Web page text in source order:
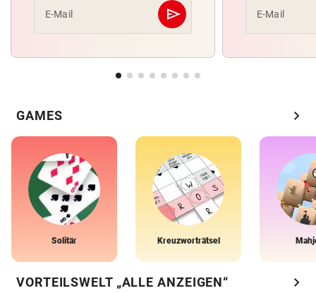
E-Mail send
Abschicken E-Mail
GAMES chevron_right
Solitär Kreuzworträtsel
VORTEILSWELT „ALLE ANZEIGEN“ chevron_right